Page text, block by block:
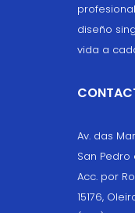
diseño
vida a
Av. das
San Pedro
Acc. por
15176,